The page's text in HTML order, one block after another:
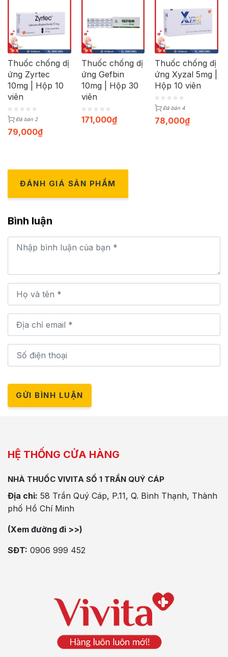
Thuốc chống dị
ứng Zyrtec
10mg | Hộp 10
viên
Đã bán 2
79,000₫
Thuốc chống dị
ứng Gefbin
10mg | Hộp 30
viên
171,000₫
Thuốc chống dị
ứng Xyzal 5mg |
Hộp 10 viên
Đã bán 4
78,000₫
ĐÁNH GIÁ SẢN PHẨM
Bình luận
GỬI BÌNH LUẬN
HỆ THỐNG CỬA HÀNG
NHÀ THUỐC VIVITA SỐ 1 TRẦN QUÝ CÁP
Địa chỉ: 58 Trần Quý Cáp, P.11, Q. Bình Thạnh, Thành
phố Hồ Chí Minh
(Xem đường đi >>)
SĐT: 0906 999 452